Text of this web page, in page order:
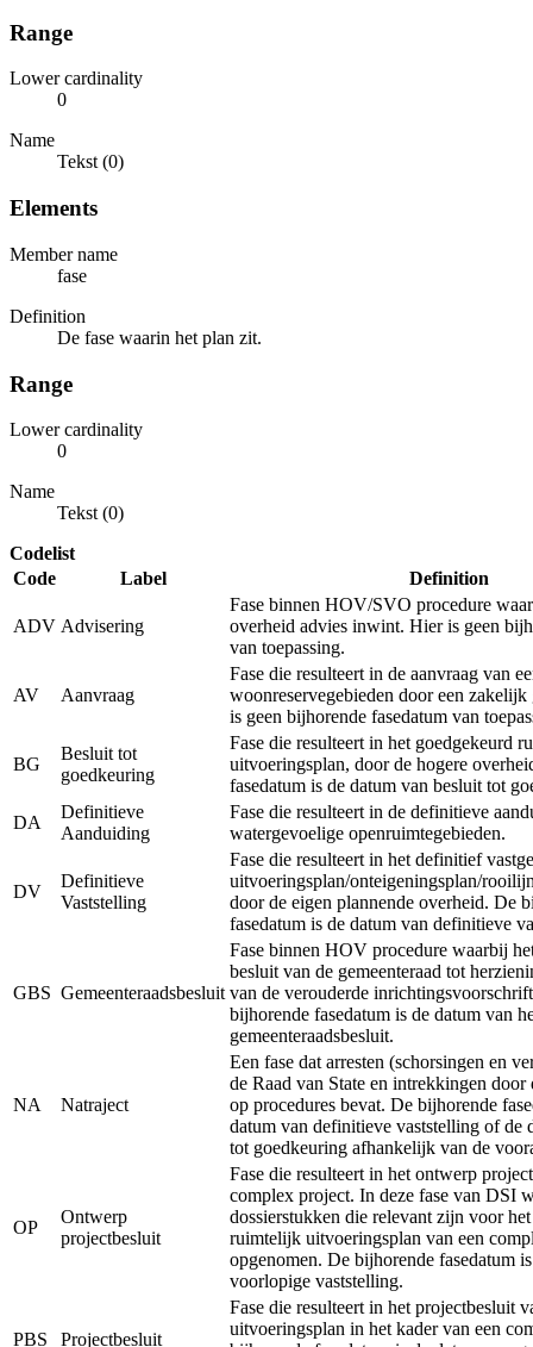
Range
Lower cardinality
0
Name
Tekst (0)
Elements
Member name
fase
Definition
De fase waarin het plan zit.
Range
Lower cardinality
0
Name
Tekst (0)
Codelist
Code
Label Definition
ADV Advisering
Fase binnen HOV/SVO procedure
overheid advies inwint. Hier is geen
van toepassing.
AV Aanvraag
Fase die resulteert in de aanvraag van
woonreservegebieden door een
is geen bijhorende fasedatum van
BG
Besluit tot
goedkeuring
Fase die resulteert in het goedgekeurd
uitvoeringsplan, door de hogere
fasedatum is de datum van besluit tot
DA
Definitieve
Aanduiding
Fase die resulteert in de definitieve
watergevoelige openruimtegebieden.
DV
Definitieve
Vaststelling
Fase die resulteert in het definitief
uitvoeringsplan/onteigeningsplan/
door de eigen plannende overheid. De
fasedatum is de datum van definitieve
GBS Gemeenteraadsbesluit
Fase binnen HOV procedure waarbij
besluit van de gemeenteraad tot
van de verouderde
bijhorende fasedatum is de datum van
gemeenteraadsbesluit.
NA Natraject
Een fase dat arresten (schorsingen en
de Raad van State en intrekkingen door
op procedures bevat. De bijhorende
datum van definitieve vaststelling of de
tot goedkeuring afhankelijk van de
OP
Ontwerp
projectbesluit
Fase die resulteert in het ontwerp
complex project. In deze fase van DSI
dossierstukken die relevant zijn voor
ruimtelijk uitvoeringsplan van een
opgenomen. De bijhorende fasedatum
voorlopige vaststelling.
PBS Projectbesluit
Fase die resulteert in het projectbesluit
uitvoeringsplan in het kader van een